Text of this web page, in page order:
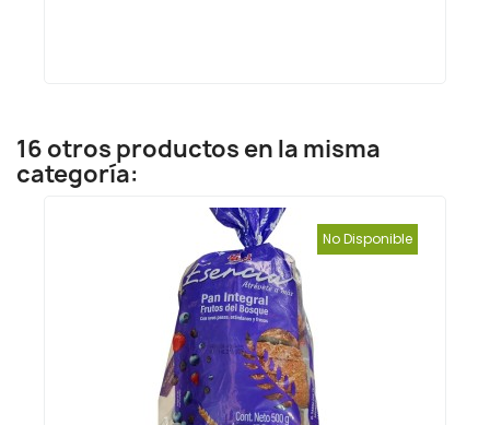
16 otros productos en la misma
categoría:
No Disponible